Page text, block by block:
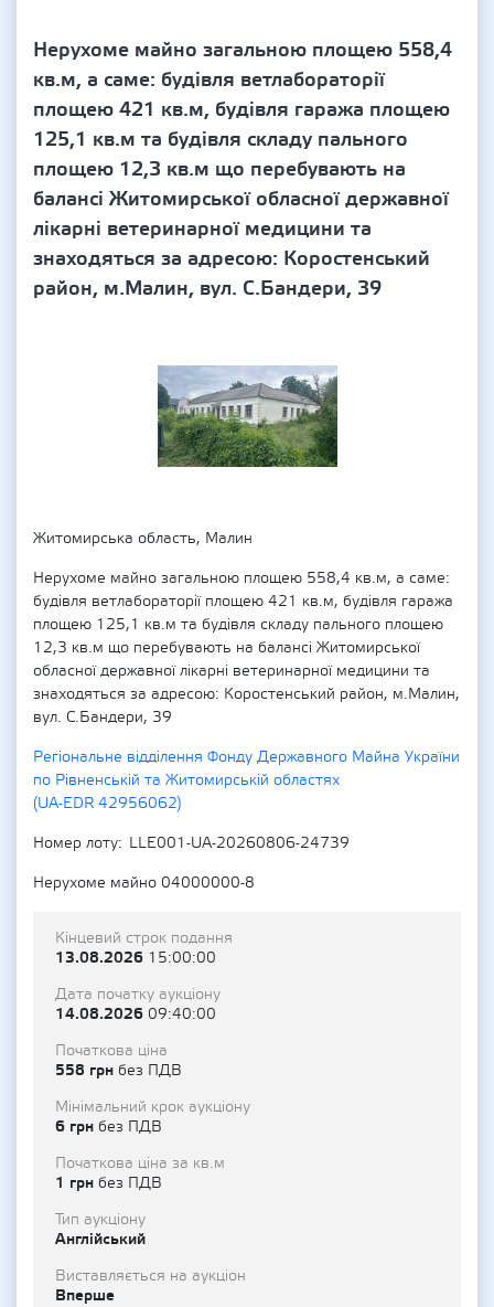
Нерухоме майно загальною площею 558,4
кв.м, а саме: будівля ветлабораторії
площею 421 кв.м, будівля гаража площею
125,1 кв.м та будівля складу пального
площею 12,3 кв.м що перебувають на
балансі Житомирської обласної державної
лікарні ветеринарної медицини та
знаходяться за адресою: Коростенський
район, м.Малин, вул. С.Бандери, 39
Житомирська область, Малин
Нерухоме майно загальною площею 558,4 кв.м, а саме:
будівля ветлабораторії площею 421 кв.м, будівля гаража
площею 125,1 кв.м та будівля складу пального площею
12,3 кв.м що перебувають на балансі Житомирської
обласної державної лікарні ветеринарної медицини та
знаходяться за адресою: Коростенський район, м.Малин,
вул. С.Бандери, 39
Регіональне відділення Фонду Державного Майна України
по Рівненській та Житомирській областях
(UA-EDR 42956062)
Номер лоту
LLE001-UA-20260806-24739
Нерухоме майно 04000000-8
Кінцевий строк подання
13.08.2026 15:00:00
Дата початку аукціону
14.08.2026 09:40:00
Початкова ціна
558 грн без ПДВ
Мінімальний крок аукціону
6 грн без ПДВ
Початкова ціна за кв.м
1 грн без ПДВ
Тип аукціону
Англійський
Виставляється на аукціон
Вперше